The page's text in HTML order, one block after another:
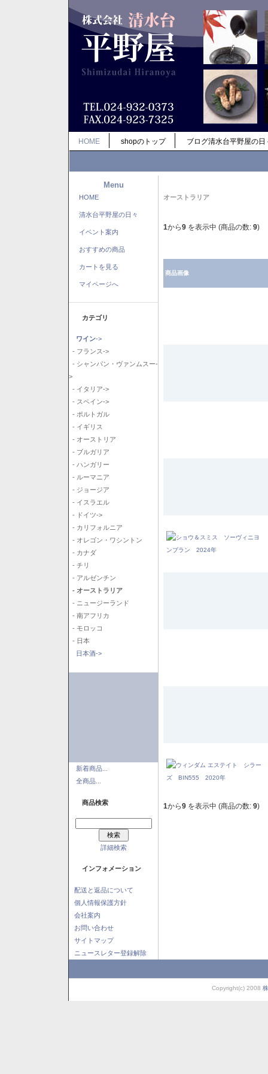
HOME shopのトップ ブログ清水台平野屋の日
Menu
HOME
清水台平野屋の日々
イベント案内
おすすめの商品
カートを見る
マイページへ
カテゴリ
ワイン->
- フランス->
- シャンパン・ヴァンムスー-
>
- イタリア->
- スペイン->
- ポルトガル
- イギリス
- オーストリア
- ブルガリア
- ハンガリー
- ルーマニア
- ジョージア
- イスラエル
- ドイツ->
- カリフォルニア
- オレゴン・ワシントン
- カナダ
- チリ
- アルゼンチン
- オーストラリア
- ニュージーランド
- 南アフリカ
- モロッコ
- 日本
日本酒->
新着商品...
全商品...
商品検索
詳細検索
インフォメーション
配送と返品について
個人情報保護方針
会社案内
お問い合わせ
サイトマップ
ニュースレター登録解除
オーストラリア
1から9 を表示中 (商品の数: 9)
商品画像
1から9 を表示中 (商品の数: 9)
Copyright(c) 2008